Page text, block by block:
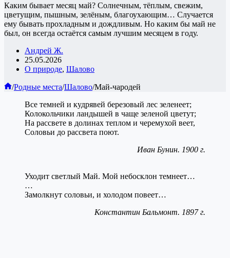
Каким бывает месяц май? Солнечным, тёплым, свежим,
цветущим, пышным, зелёным, благоухающим… Случается
ему бывать прохладным и дождливым. Но каким бы май не
был, он всегда остаётся самым лучшим месяцем в году.
Андрей Ж.
25.05.2026
О природе, Шалово
Главная
/Родные места/Шалово/Май-чародей
Все темней и кудрявей березовый лес зеленеет;
Колокольчики ландышей в чаще зеленой цветут;
На рассвете в долинах теплом и черемухой веет,
Соловьи до рассвета поют.
Иван Бунин. 1900 г.
Уходит светлый Май. Мой небосклон темнеет…
…
Замолкнут соловьи, и холодом повеет…
Константин Бальмонт. 1897 г.